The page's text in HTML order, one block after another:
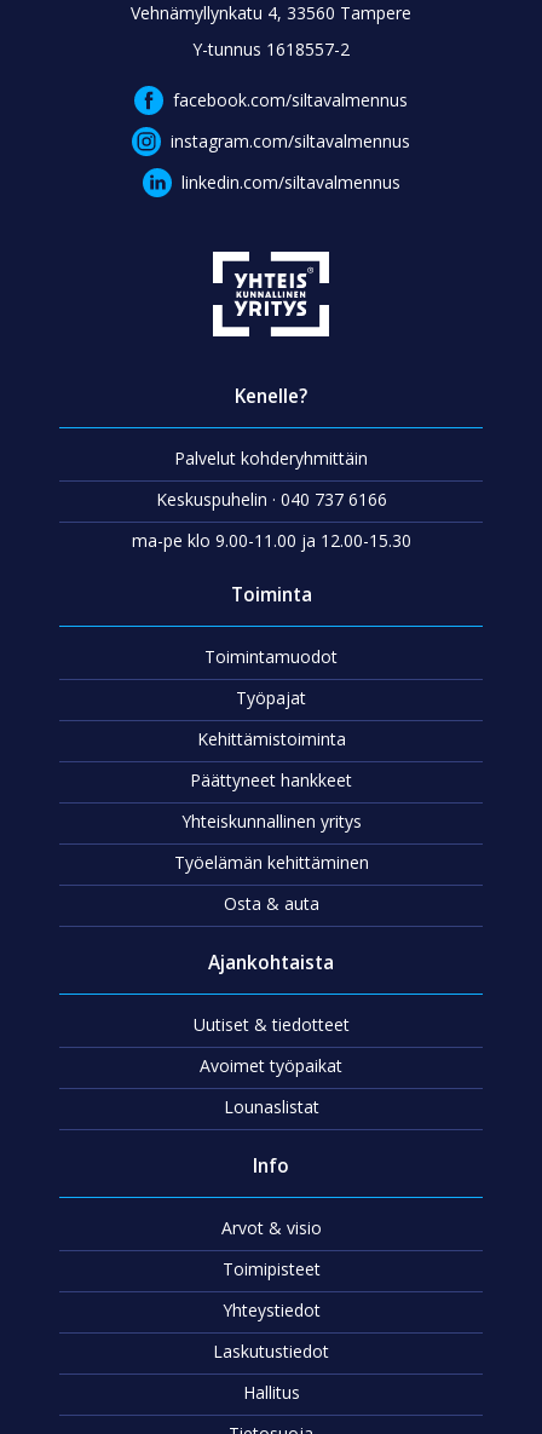
Vehnämyllynkatu 4, 33560 Tampere
Y-tunnus 1618557-2
facebook.com/siltavalmennus
instagram.com/siltavalmennus
linkedin.com/siltavalmennus
Kenelle?
Palvelut kohderyhmittäin
Keskuspuhelin · 040 737 6166
ma-pe klo 9.00-11.00 ja 12.00-15.30
Toiminta
Toimintamuodot
Työpajat
Kehittämistoiminta
Päättyneet hankkeet
Yhteiskunnallinen yritys
Työelämän kehittäminen
Osta & auta
Ajankohtaista
Uutiset & tiedotteet
Avoimet työpaikat
Lounaslistat
Info
Arvot & visio
Toimipisteet
Yhteystiedot
Laskutustiedot
Hallitus